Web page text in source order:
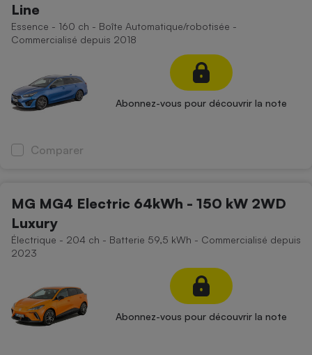
Line
Essence - 160 ch - Boîte Automatique/robotisée -
Commercialisé depuis 2018
Abonnez-vous pour découvrir la note
Comparer
MG MG4 Electric 64kWh - 150 kW 2WD
Luxury
Électrique - 204 ch - Batterie 59,5 kWh - Commercialisé depuis
2023
Abonnez-vous pour découvrir la note